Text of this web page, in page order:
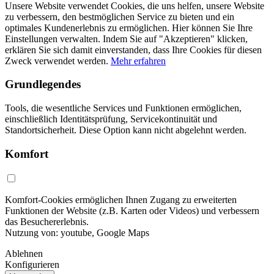
Unsere Website verwendet Cookies, die uns helfen, unsere Website
zu verbessern, den bestmöglichen Service zu bieten und ein
optimales Kundenerlebnis zu ermöglichen. Hier können Sie Ihre
Einstellungen verwalten. Indem Sie auf "Akzeptieren" klicken,
erklären Sie sich damit einverstanden, dass Ihre Cookies für diesen
Zweck verwendet werden. Mehr erfahren
Grundlegendes
Tools, die wesentliche Services und Funktionen ermöglichen,
einschließlich Identitätsprüfung, Servicekontinuität und
Standortsicherheit. Diese Option kann nicht abgelehnt werden.
Komfort
Komfort-Cookies ermöglichen Ihnen Zugang zu erweiterten
Funktionen der Website (z.B. Karten oder Videos) und verbessern
das Besuchererlebnis.
Nutzung von: youtube, Google Maps
Ablehnen
Konfigurieren